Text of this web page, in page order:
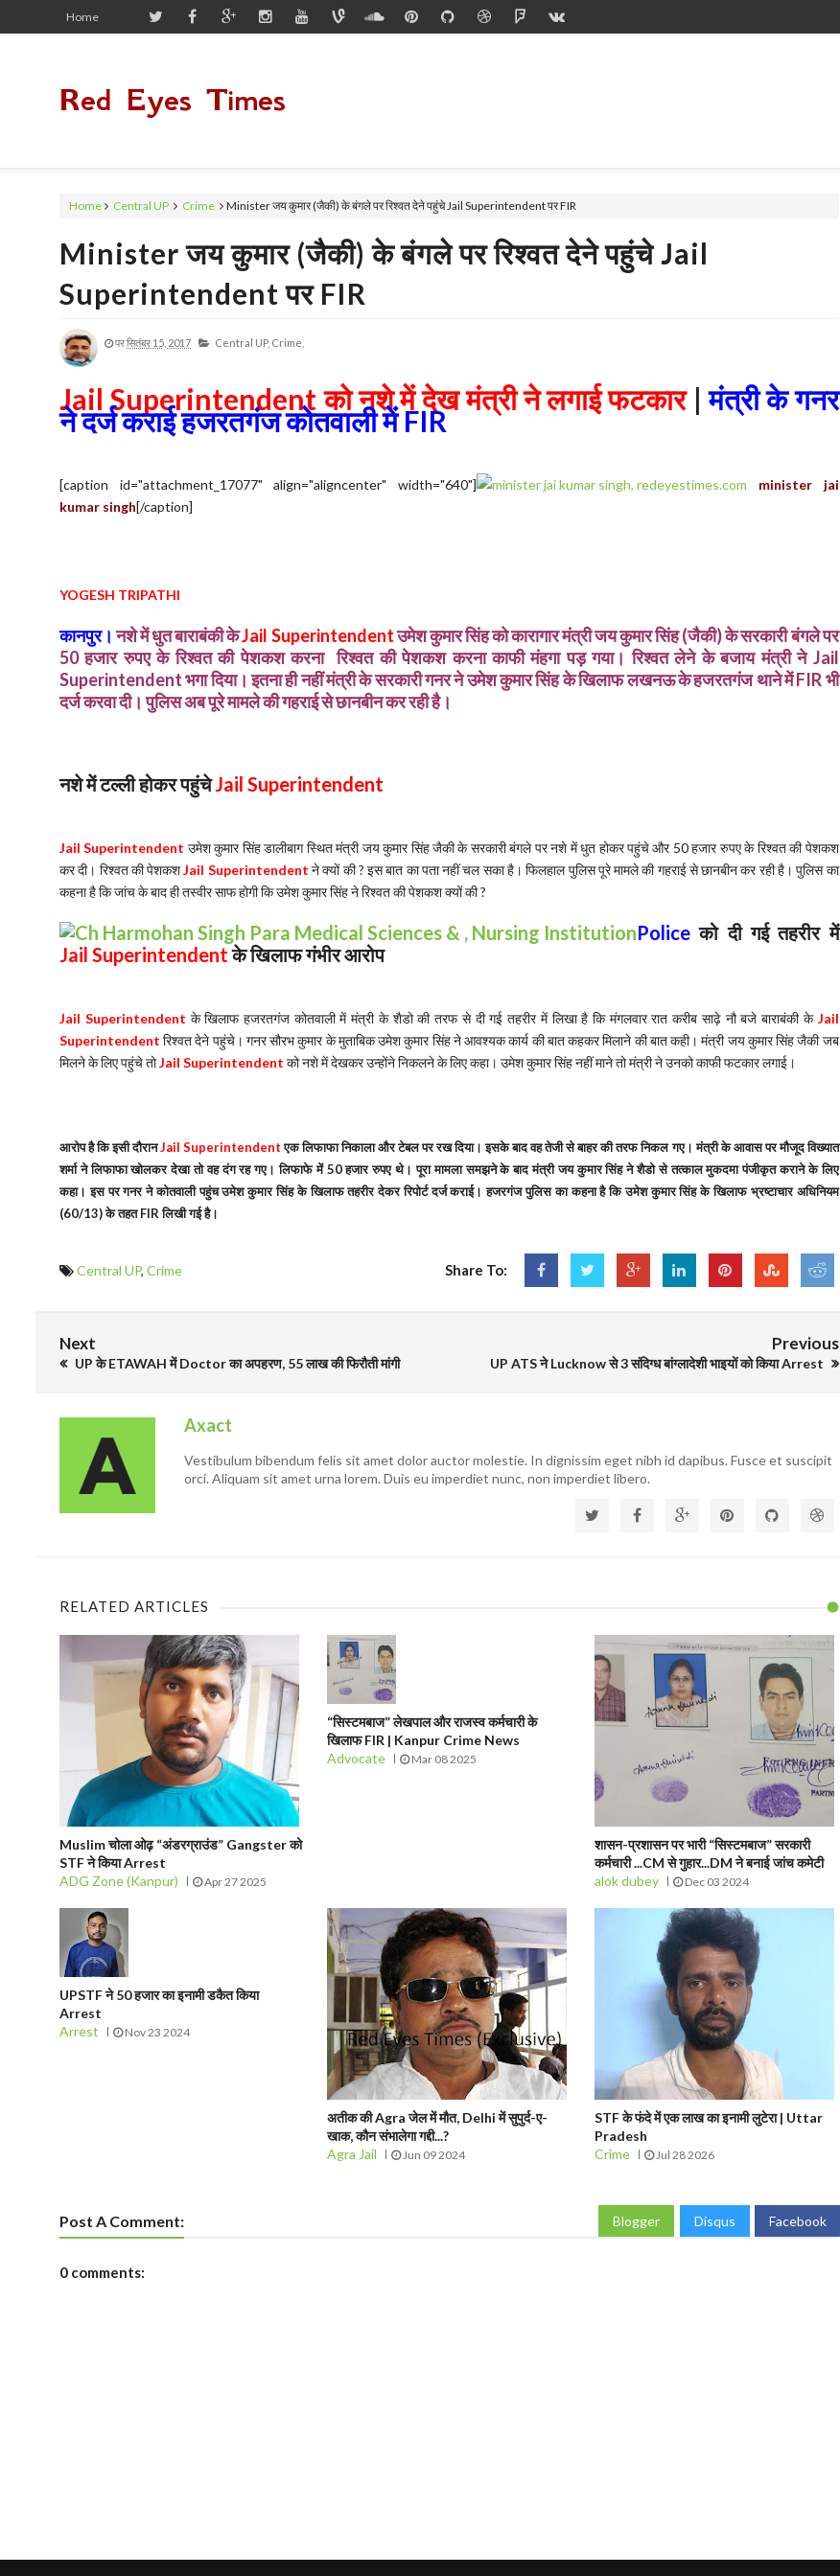
Home
Red Eyes Times
Home Central UP Crime Minister जय कुमार (जैकी) के बंगले पर रिश्वत देने पहुंचे Jail Superintendent पर FIR
Minister जय कुमार (जैकी) के बंगले पर रिश्वत देने पहुंचे Jail
Superintendent पर FIR
परसितंबर 15, 2017 Central UP, Crime,
Jail Superintendentको नशे में देख मंत्री ने लगाई फटकार|मंत्री के गनर
ने दर्ज कराई हजरतगंज कोतवाली में FIR
[caption id="attachment_17077" align="aligncenter" width="640"]
minister jai
kumar singh[/caption]
YOGESH TRIPATHI
कानपुर। नशे में धुत बाराबंकी केJail Superintendentउमेश कुमार सिंह को कारागार मंत्री जय कुमार सिंह (जैकी) के सरकारी बंगले पर
50 हजार रुपए के रिश्वत की पेशकश करना रिश्वत की पेशकश करना काफी मंहगा पड़ गया। रिश्वत लेने के बजाय मंत्री ने Jail
Superintendentभगा दिया। इतना ही नहीं मंत्री के सरकारी गनर ने उमेश कुमार सिंह के खिलाफ लखनऊ के हजरतगंज थाने में FIR भी
दर्ज करवा दी। पुलिस अब पूरे मामले की गहराई से छानबीन कर रही है।
नशे में टल्ली होकर पहुंचे Jail Superintendent
Jail Superintendent उमेश कुमार सिंह डालीबाग स्थित मंत्री जय कुमार सिंह जैकी के सरकारी बंगले पर नशे में धुत होकर पहुंचे और 50 हजार रुपए के रिश्वत की पेशकश
कर दी। रिश्वत की पेशकशJail Superintendent ने क्यों की ? इस बात का पता नहीं चल सका है। फिलहाल पुलिस पूरे मामले की गहराई से छानबीन कर रही है। पुलिस का
कहना है कि जांच के बाद ही तस्वीर साफ होगी कि उमेश कुमार सिंह ने रिश्वत की पेशकश क्यों की ?
Police को दी गई तहरीर में
Jail Superintendentके खिलाफ गंभीर आरोप
Jail Superintendent के खिलाफ हजरतगंज कोतवाली में मंत्री के शैडो की तरफ से दी गई तहरीर में लिखा है कि मंगलवार रात करीब साढ़े नौ बजे बाराबंकी के Jail
Superintendent रिश्वत देने पहुंचे। गनर सौरभ कुमार के मुताबिक उमेश कुमार सिंह ने आवश्यक कार्य की बात कहकर मिलाने की बात कही। मंत्री जय कुमार सिंह जैकी जब
मिलने के लिए पहुंचे तोJail Superintendent को नशे में देखकर उन्होंने निकलने के लिए कहा। उमेश कुमार सिंह नहीं माने तो मंत्री ने उनको काफी फटकार लगाई।
आरोप है कि इसी दौरानJail Superintendent एक लिफाफा निकाला और टेबल पर रख दिया। इसके बाद वह तेजी से बाहर की तरफ निकल गए। मंत्री के आवास पर मौजूद विख्यात
शर्मा ने लिफाफा खोलकर देखा तो वह दंग रह गए। लिफाफे में 50 हजार रुपए थे। पूरा मामला समझने के बाद मंत्री जय कुमार सिंह ने शैडो से तत्काल मुकदमा पंजीकृत कराने के लिए
कहा। इस पर गनर ने कोतवाली पहुंच उमेश कुमार सिंह के खिलाफ तहरीर देकर रिपोर्ट दर्ज कराई। हजरगंज पुलिस का कहना है कि उमेश कुमार सिंह के खिलाफ भ्रष्टाचार अधिनियम
(60/13) के तहत FIR लिखी गई है।
Central UP, Crime Share To:
Next
UP के ETAWAH में Doctor का अपहरण, 55 लाख की फिरौती मांगी
Previous
UP ATS ने Lucknow से 3 संदिग्ध बांग्लादेशी भाइयों को किया Arrest
Axact
Vestibulum bibendum felis sit amet dolor auctor molestie. In dignissim eget nibh id dapibus. Fusce et suscipit
orci. Aliquam sit amet urna lorem. Duis eu imperdiet nunc, non imperdiet libero.
RELATED ARTICLES
Muslim चोला ओढ़ “अंडरग्राउंड” Gangster को
STF ने किया Arrest
ADG Zone (Kanpur)
Apr 27 2025
“सिस्टमबाज” लेखपाल और राजस्व कर्मचारी के
खिलाफ FIR | Kanpur Crime News
Advocate
Mar 08 2025
शासन-प्रशासन पर भारी “सिस्टमबाज” सरकारी
कर्मचारी ...CM से गुहार...DM ने बनाई जांच कमेटी
alok dubey
Dec 03 2024
UPSTF ने 50 हजार का इनामी डकैत किया
Arrest
Arrest
Nov 23 2024
अतीक की Agra जेल में मौत, Delhi में सुपुर्द-ए-
खाक, कौन संभालेगा गद्दी...?
Agra Jail
Jun 09 2024
STF के फंदे में एक लाख का इनामी लुटेरा | Uttar
Pradesh
Crime
Jul 28 2026
Post A Comment: Blogger Disqus Facebook
0 comments: